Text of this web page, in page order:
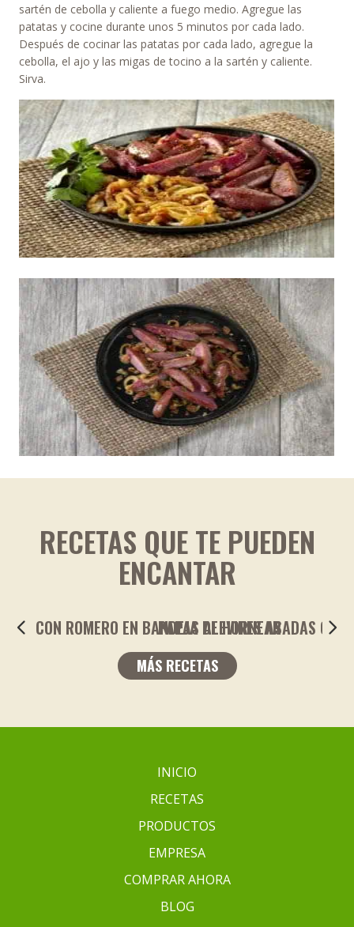
sartén de cebolla y caliente a fuego medio. Agregue las
patatas y cocine durante unos 5 minutos por cada lado.
Después de cocinar las patatas por cada lado, agregue la
cebolla, el ajo y las migas de tocino a la sartén y caliente.
Sirva.
RECETAS QUE TE PUEDEN
ENCANTAR
PAPAS ALEVINES ASADAS CON LIMÓN Y AJO
MÁS RECETAS
INICIO
RECETAS
PRODUCTOS
EMPRESA
COMPRAR AHORA
BLOG